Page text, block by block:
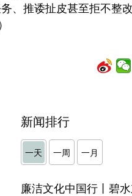
、推诿扯皮甚至拒不整
新闻排行
一天 一周 一月
廉洁文化中国行丨碧